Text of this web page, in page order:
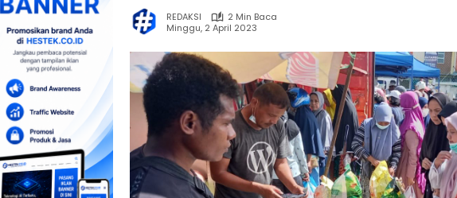
REDAKSI
2 Min Baca
Minggu, 2 April 2023